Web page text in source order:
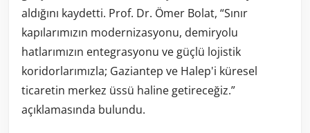
aldığını kaydetti. Prof. Dr. Ömer Bolat, “Sınır
kapılarımızın modernizasyonu, demiryolu
hatlarımızın entegrasyonu ve güçlü lojistik
koridorlarımızla; Gaziantep ve Halep'i küresel
ticaretin merkez üssü haline getireceğiz.”
açıklamasında bulundu.